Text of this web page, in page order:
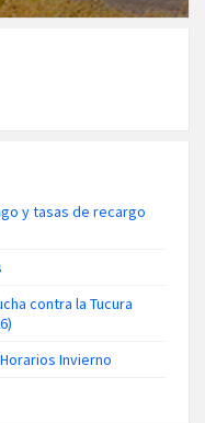
y tasas de recargo
contra la Tucura
Invierno